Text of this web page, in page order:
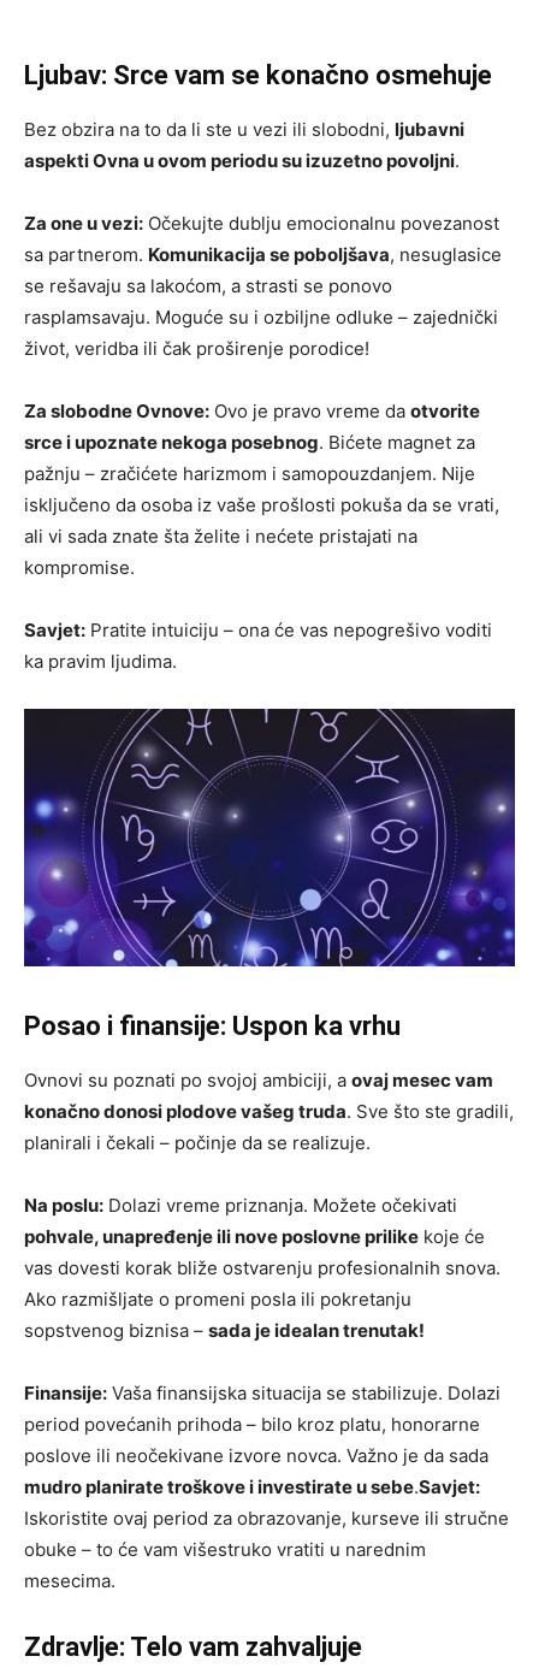
Ljubav: Srce vam se konačno osmehuje
Bez obzira na to da li ste u vezi ili slobodni, ljubavni
aspekti Ovna u ovom periodu su izuzetno povoljni.
Za one u vezi: Očekujte dublju emocionalnu povezanost
sa partnerom. Komunikacija se poboljšava, nesuglasice
se rešavaju sa lakoćom, a strasti se ponovo
rasplamsavaju. Moguće su i ozbiljne odluke – zajednički
život, veridba ili čak proširenje porodice!
Za slobodne Ovnove: Ovo je pravo vreme da otvorite
srce i upoznate nekoga posebnog. Bićete magnet za
pažnju – zračićete harizmom i samopouzdanjem. Nije
isključeno da osoba iz vaše prošlosti pokuša da se vrati,
ali vi sada znate šta želite i nećete pristajati na
kompromise.
Savjet: Pratite intuiciju – ona će vas nepogrešivo voditi
ka pravim ljudima.
Posao i finansije: Uspon ka vrhu
Ovnovi su poznati po svojoj ambiciji, a ovaj mesec vam
konačno donosi plodove vašeg truda. Sve što ste gradili,
planirali i čekali – počinje da se realizuje.
Na poslu: Dolazi vreme priznanja. Možete očekivati
pohvale, unapređenje ili nove poslovne prilike koje će
vas dovesti korak bliže ostvarenju profesionalnih snova.
Ako razmišljate o promeni posla ili pokretanju
sopstvenog biznisa – sada je idealan trenutak!
Finansije: Vaša finansijska situacija se stabilizuje. Dolazi
period povećanih prihoda – bilo kroz platu, honorarne
poslove ili neočekivane izvore novca. Važno je da sada
mudro planirate troškove i investirate u sebe.Savjet:
Iskoristite ovaj period za obrazovanje, kurseve ili stručne
obuke – to će vam višestruko vratiti u narednim
mesecima.
Zdravlje: Telo vam zahvaljuje